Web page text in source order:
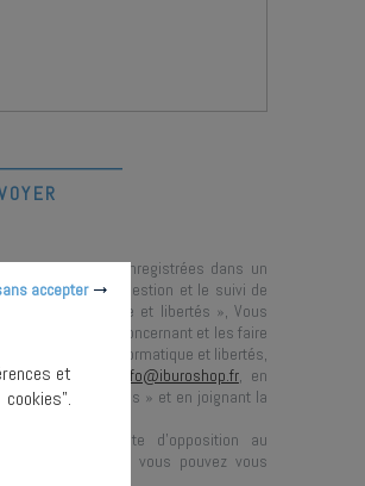
sont enregistrées dans un
pour la gestion et le suivi de
loi « informatique et libertés », Vous
données vous concernant et les faire
, Correspondant Informatique et libertés,
Parisou à info@iburoshop.fr, en
des personnes » et en joignant la
de la liste d’opposition au
» sur laquelle vous pouvez vous
accepter
et